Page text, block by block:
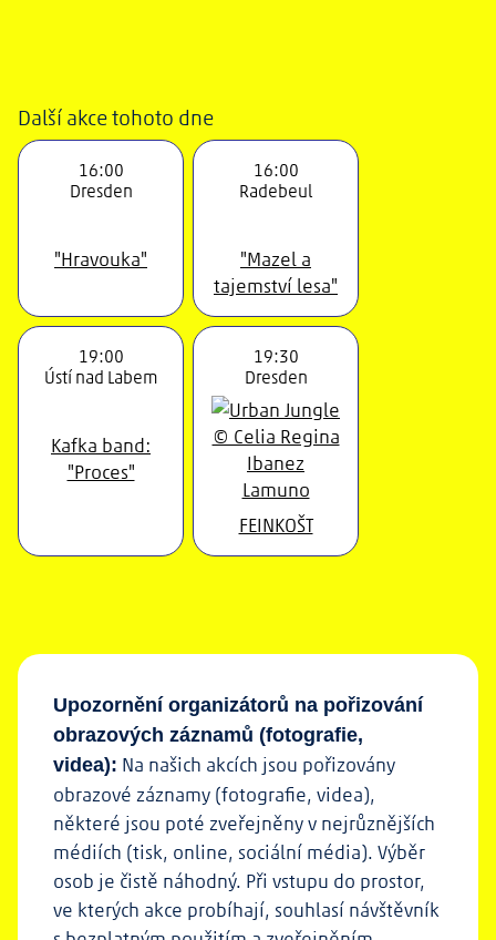
Další akce tohoto dne
16:00
Dresden
"Hravouka"
16:00
Radebeul
"Mazel a
tajemství lesa"
19:00
Ústí nad Labem
Kafka band:
"Proces"
19:30
Dresden
FEINKOŠT
Upozornění organizátorů na pořizování
obrazových záznamů (fotografie,
videa): Na našich akcích jsou pořizovány
obrazové záznamy (fotografie, videa),
některé jsou poté zveřejněny v nejrůznějších
médiích (tisk, online, sociální média). Výběr
osob je čistě náhodný. Při vstupu do prostor,
ve kterých akce probíhají, souhlasí návštěvník